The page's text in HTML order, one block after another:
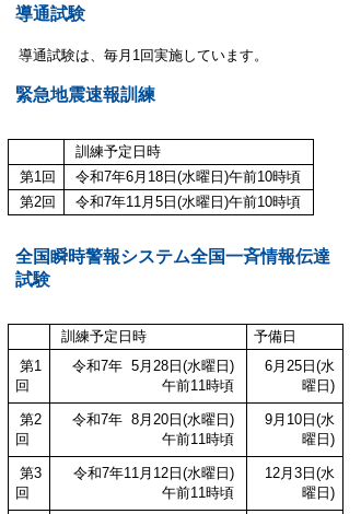
導通試験
導通試験は、毎月1回実施しています。
緊急地震速報訓練
訓練予定日時
第1回
令和7年6月18日(水曜日)午前10時頃
第2回
令和7年11月5日(水曜日)午前10時頃
全国瞬時警報システム全国一斉情報伝達
試験
訓練予定日時
予備日
第1
回
令和7年 5月28日(水曜日)
午前11時頃
6月25日(水
曜日)
第2
回
令和7年 8月20日(水曜日)
午前11時頃
9月10日(水
曜日)
第3
回
令和7年11月12日(水曜日)
午前11時頃
12月3日(水
曜日)